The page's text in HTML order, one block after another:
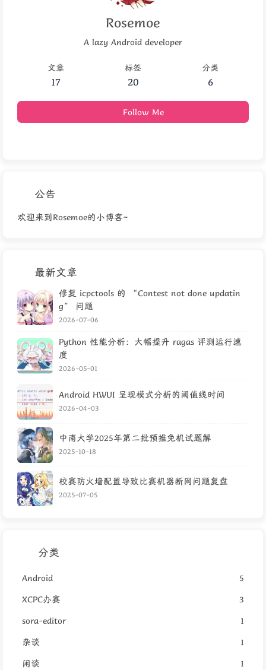
Rosemoe
A lazy Android developer
文章
17
标签
20
分类
6
Follow Me
公告
欢迎来到Rosemoe的小博客~
最新文章
修复 icpctools 的 “Contest not done updatin
g” 问题
2026-07-06
Python 性能分析：大幅提升 ragas 评测运行速
度
2026-05-01
Android HWUI 呈现模式分析的阈值线时间
2026-04-03
中南大学2025年第二批预推免机试题解
2025-10-18
校赛防火墙配置导致比赛机器断网问题复盘
2025-07-05
分类
Android
5
XCPC办赛
3
sora-editor
1
杂谈
1
闲谈
1